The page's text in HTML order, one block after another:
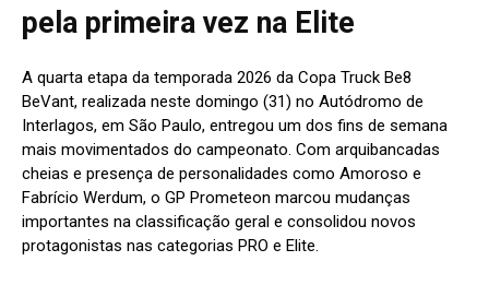
pela primeira vez na Elite
A quarta etapa da temporada 2026 da Copa Truck Be8
BeVant, realizada neste domingo (31) no Autódromo de
Interlagos, em São Paulo, entregou um dos fins de semana
mais movimentados do campeonato. Com arquibancadas
cheias e presença de personalidades como Amoroso e
Fabrício Werdum, o GP Prometeon marcou mudanças
importantes na classificação geral e consolidou novos
protagonistas nas categorias PRO e Elite.